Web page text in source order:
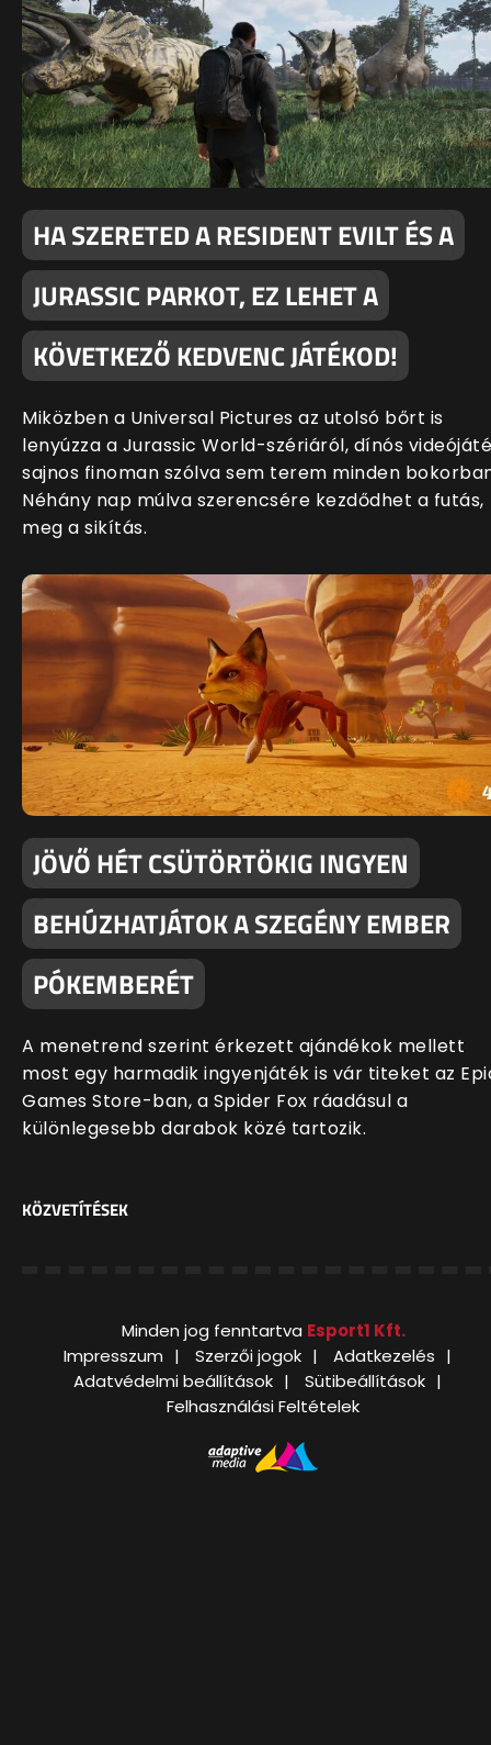
HA SZERETED A RESIDENT EVILT ÉS A
JURASSIC PARKOT, EZ LEHET A
KÖVETKEZŐ KEDVENC JÁTÉKOD!
Miközben a Universal Pictures az utolsó bőrt is
lenyúzza a Jurassic World-szériáról, dínós
sajnos finoman szólva sem terem minden
Néhány nap múlva szerencsére kezdődhet a futás,
meg a sikítás.
JÖVŐ HÉT CSÜTÖRTÖKIG INGYEN
BEHÚZHATJÁTOK A SZEGÉNY EMBER
PÓKEMBERÉT
A menetrend szerint érkezett ajándékok mellett
most egy harmadik ingyenjáték is vár titeket az
Games Store-ban, a Spider Fox ráadásul a
különlegesebb darabok közé tartozik.
KÖZVETÍTÉSEK
Minden jog fenntartva Esport1 Kft.
Impresszum
Szerzői jogok
Adatkezelés
Adatvédelmi beállítások
Sütibeállítások
Felhasználási Feltételek